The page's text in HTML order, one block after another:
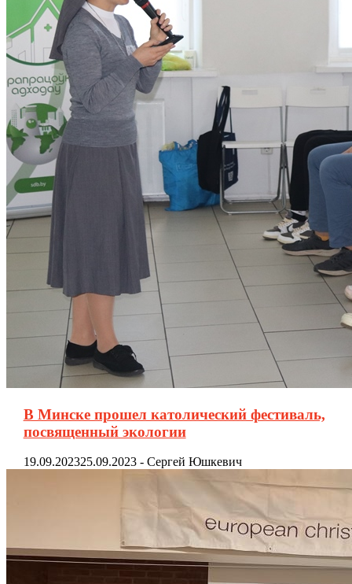
В Минске прошел католический фестиваль,
посвященный экологии
19.09.202325.09.2023- Сергей Юшкевич